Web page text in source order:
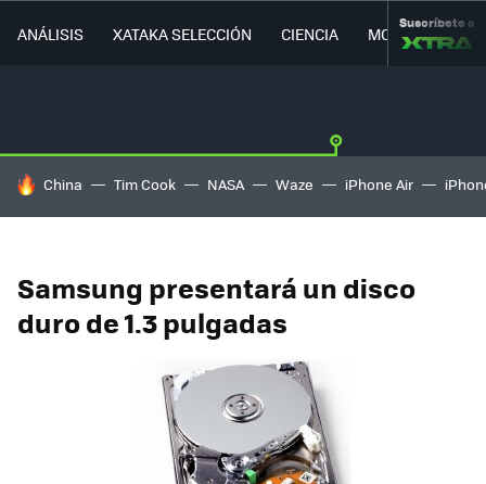
ANÁLISIS XATAKA SELECCIÓN CIENCIA MOVILIDAD
Suscríbete a
HOY SE HABLA DE
China Tim Cook NASA Waze iPhone Air
Samsung presentará un disco
duro de 1.3 pulgadas